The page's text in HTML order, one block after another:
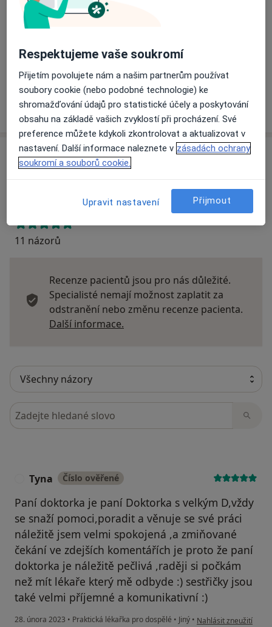
Co mám v takové situaci udělat?
Na teto adrese lékař přijímá pacienty na pojišťovnu
Detaily
Víceo adrese
Názory
Přidejte svůj názor
11 názorů
Recenze pacientů jsou pro nás důležité.
Specialisté nemají možnost zaplatit za
odstranění nebo změnu recenze pacienta.
Další informace.
Hledejte v názorech
Tyna Číslo ověřené
Paní doktorka je paní Doktorka s velkým D,vždy
se snaží pomoci,poradit a věnuje se své práci
náležitě jsem velmi spokojená ,a zmiňované
čekání ve zdejších komentářích je proto že paní
doktorka je náležitě pečlivá ,raději si počkám
než mít lékaře který mě odbyde :) sestřičky jsou
také velmi příjemné a komunikativní :)
28. února 2023 • Praktická lékařka pro dospělé • Jiný • podle názoru
Nahlásit zneužití
Respektujeme vaše soukromí
Přijetím povolujete nám a našim partnerům používat
soubory cookie (nebo podobné technologie) ke
shromažďování údajů pro statistické účely a poskytování
obsahu na základě vašich zvyklostí při procházení. Své
preference můžete kdykoli zkontrolovat a aktualizovat v
nastavení. Další informace naleznete v zásadách ochrany
soukromí a souborů cookie.
Upravit nastavení Přijmout